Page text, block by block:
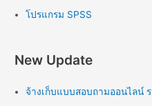
โปรแกรม SPSS
New Update
จ้างเก็บแบบสอบถามออนไลน์